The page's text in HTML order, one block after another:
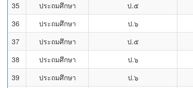
35
ประถมศึกษา ป.๕
36
ประถมศึกษา ป.๖
37
ประถมศึกษา ป.๕
38
ประถมศึกษา ป.๖
39
ประถมศึกษา ป.๖